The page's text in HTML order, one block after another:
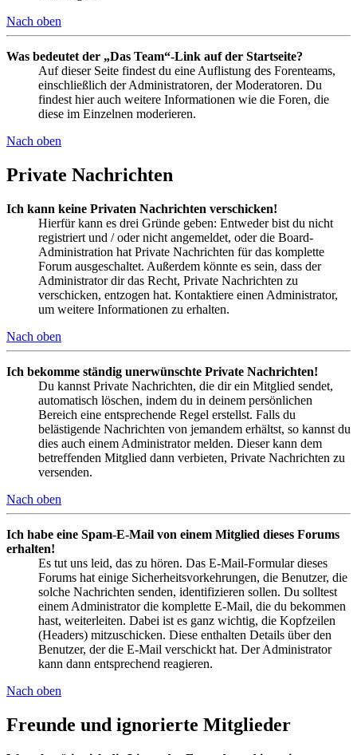
Nach oben
Was bedeutet der „Das Team“-Link auf der Startseite?
Auf dieser Seite findest du eine Auflistung des Forenteams,
einschließlich der Administratoren, der Moderatoren. Du
findest hier auch weitere Informationen wie die Foren, die
diese im Einzelnen moderieren.
Nach oben
Private Nachrichten
Ich kann keine Privaten Nachrichten verschicken!
Hierfür kann es drei Gründe geben: Entweder bist du nicht
registriert und / oder nicht angemeldet, oder die Board-
Administration hat Private Nachrichten für das komplette
Forum ausgeschaltet. Außerdem könnte es sein, dass der
Administrator dir das Recht, Private Nachrichten zu
verschicken, entzogen hat. Kontaktiere einen Administrator,
um weitere Informationen zu erhalten.
Nach oben
Ich bekomme ständig unerwünschte Private Nachrichten!
Du kannst Private Nachrichten, die dir ein Mitglied sendet,
automatisch löschen, indem du in deinem persönlichen
Bereich eine entsprechende Regel erstellst. Falls du
belästigende Nachrichten von jemandem erhältst, so kannst du
dies auch einem Administrator melden. Dieser kann dem
betreffenden Mitglied dann verbieten, Private Nachrichten zu
versenden.
Nach oben
Ich habe eine Spam-E-Mail von einem Mitglied dieses Forums
erhalten!
Es tut uns leid, das zu hören. Das E-Mail-Formular dieses
Forums hat einige Sicherheitsvorkehrungen, die Benutzer, die
solche Nachrichten senden, identifizieren sollen. Du solltest
einem Administrator die komplette E-Mail, die du bekommen
hast, weiterleiten. Dabei ist es ganz wichtig, die Kopfzeilen
(Headers) mitzuschicken. Diese enthalten Details über den
Benutzer, der die E-Mail verschickt hat. Der Administrator
kann dann entsprechend reagieren.
Nach oben
Freunde und ignorierte Mitglieder